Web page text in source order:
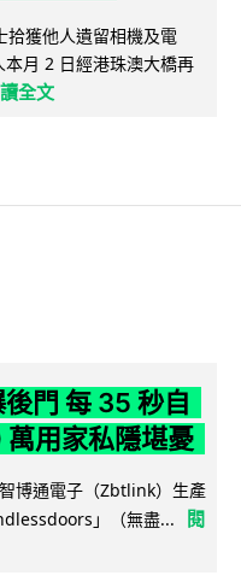
獲他人遺留相機及電
月 2 日經港珠澳大橋再
全文
門 每 35 秒自
萬用家私隱堪憂
博通電子（Zbtlink）生產
」（無盡...
閱